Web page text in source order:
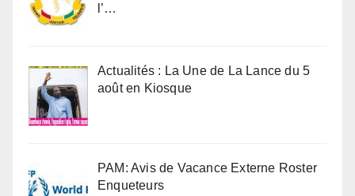
l’…
Actualités : La Une de La Lance du 5
août en Kiosque
PAM: Avis de Vacance Externe Roster
Enqueteurs